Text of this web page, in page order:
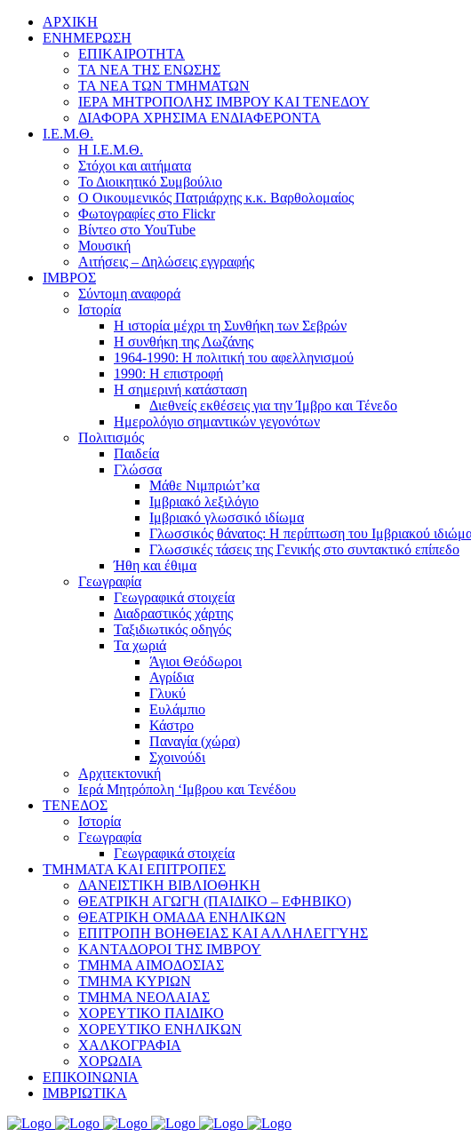
ΑΡΧΙΚΗ
ΕΝΗΜΕΡΩΣΗ
ΕΠΙΚΑΙΡΟΤΗΤΑ
ΤΑ ΝΕΑ ΤΗΣ ΕΝΩΣΗΣ
ΤΑ ΝΕΑ ΤΩΝ ΤΜΗΜΑΤΩΝ
ΙΕΡΑ ΜΗΤΡΟΠΟΛΗΣ ΙΜΒΡΟΥ ΚΑΙ ΤΕΝΕΔΟΥ
ΔΙΑΦΟΡΑ ΧΡΗΣΙΜΑ ΕΝΔΙΑΦΕΡΟΝΤΑ
Ι.Ε.Μ.Θ.
Η Ι.Ε.Μ.Θ.
Στόχοι και αιτήματα
Το Διοικητικό Συμβούλιο
Ο Οικουμενικός Πατριάρχης κ.κ. Βαρθολομαίος
Φωτογραφίες στο Flickr
Βίντεο στο YouTube
Μουσική
Αιτήσεις – Δηλώσεις εγγραφής
ΙΜΒΡΟΣ
Σύντομη αναφορά
Ιστορία
Η ιστορία μέχρι τη Συνθήκη των Σεβρών
Η συνθήκη της Λωζάνης
1964-1990: Η πολιτική του αφελληνισμού
1990: Η επιστροφή
Η σημερινή κατάσταση
Διεθνείς εκθέσεις για την Ίμβρο και Τένεδο
Ημερολόγιο σημαντικών γεγονότων
Πολιτισμός
Παιδεία
Γλώσσα
Μάθε Νιμπριώτ’κα
Ιμβριακό λεξιλόγιο
Ιμβριακό γλωσσικό ιδίωμα
Γλωσσικός θάνατος: Η περίπτωση του Ιμβριακού
Γλωσσικές τάσεις της Γενικής στο συντακτικό επίπεδο
Ήθη και έθιμα
Γεωγραφία
Γεωγραφικά στοιχεία
Διαδραστικός χάρτης
Ταξιδιωτικός οδηγός
Τα χωριά
Άγιοι Θεόδωροι
Αγρίδια
Γλυκύ
Ευλάμπιο
Κάστρο
Παναγία (χώρα)
Σχοινούδι
Αρχιτεκτονική
Ιερά Μητρόπολη ‘Ιμβρου και Τενέδου
ΤΕΝΕΔΟΣ
Ιστορία
Γεωγραφία
Γεωγραφικά στοιχεία
ΤΜΗΜΑΤΑ ΚΑΙ ΕΠΙΤΡΟΠΕΣ
ΔΑΝΕΙΣΤΙΚΗ ΒΙΒΛΙΟΘΗΚΗ
ΘΕΑΤΡΙΚΗ ΑΓΩΓΗ (ΠΑΙΔΙΚΟ – ΕΦΗΒΙΚΟ)
ΘΕΑΤΡΙΚΗ ΟΜΑΔΑ ΕΝΗΛΙΚΩΝ
ΕΠΙΤΡΟΠΗ ΒΟΗΘΕΙΑΣ ΚΑΙ ΑΛΛΗΛΕΓΓΥΗΣ
ΚΑΝΤΑΔΟΡΟΙ ΤΗΣ ΙΜΒΡΟΥ
ΤΜΗΜΑ ΑΙΜΟΔΟΣΙΑΣ
ΤΜΗΜΑ ΚΥΡΙΩΝ
ΤΜΗΜΑ ΝΕΟΛΑΙΑΣ
ΧΟΡΕΥΤΙΚΟ ΠΑΙΔΙΚΟ
ΧΟΡΕΥΤΙΚΟ ΕΝΗΛΙΚΩΝ
ΧΑΛΚΟΓΡΑΦΙΑ
ΧΟΡΩΔΙΑ
ΕΠΙΚΟΙΝΩΝΙΑ
ΙΜΒΡΙΩΤΙΚΑ